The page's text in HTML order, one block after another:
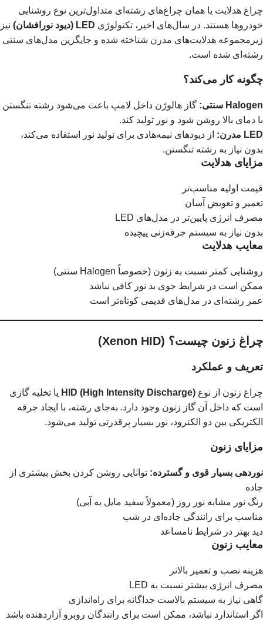
چراغ هدلایت یا همان چراغ‌های رشته‌ای متداول‌ترین نوع روشنایی
خودروها هستند. در سال‌های اخیر، تکنولوژی LED (دیود نورافشان)
نیز
زیرمجموعه هدلایت‌های مدرن شناخته شده و جایگزین مدل‌های سنتی
رشته‌ای شده است.
چگونه کار می‌کند؟
Halogen سنتی:
گاز هالوژن داخل لامپ باعث می‌شود رشته تنگستن
با دمای بالا روشن شود و نور تولید کند.
LED مدرن:
از دیودهای نیمه‌هادی برای تولید نور استفاده می‌کند،
بدون نیاز به رشته تنگستن.
مزایای هدلایت
قیمت اولیه مناسب‌تر
تعمیر و تعویض آسان
مصرف انرژی پایین‌تر در مدل‌های LED
بدون نیاز به سیستم جرقه‌زنی پیچیده
معایب هدلایت
روشنایی کمتر نسبت به زنون (خصوصاً Halogen سنتی)
ممکن است در شرایط جوی بد نور کافی نباشد
عمر رشته‌ای در مدل‌های قدیمی کوتاه‌تر است
چراغ زنون چیست؟ (Xenon HID)
تعریف و عملکرد
چراغ زنون از نوع HID (High Intensity Discharge) یا تخلیه گازی
است که داخل آن گاز زنون وجود دارد. به‌جای رشته، با ایجاد جرقه
الکتریکی بین دو الکترود، نور بسیار پرقدرتی تولید می‌شود.
مزایای زنون
نوردهی بسیار قوی و گسترده: توانایی روشن کردن بخش بیشتری از
جاده
رنگ نور مشابه نور روز (معمولاً سفید مایل به آبی)
مناسب برای رانندگی جاده‌ای در شب
دید بهتر در شرایط نامساعد
معایب زنون
هزینه نصب و تعمیر بالاتر
مصرف انرژی بیشتر نسبت به LED
گاهی نیاز به سیستم بالاست جداگانه برای راه‌اندازی
اگر استاندارد نباشد، ممکن است برای رانندگان روبرو آزاردهنده باشد